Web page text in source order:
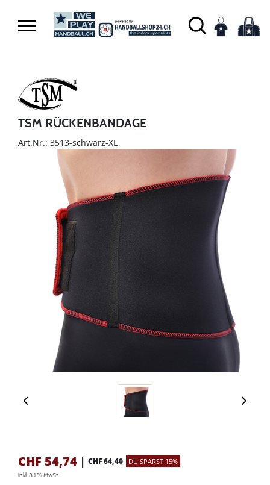
TSM RÜCKENBANDAGE
Art.Nr.: 3513-schwarz-XL
CHF 54,74 | CHF 64,40 DU SPARST 15%
inkl. 8.1 % MwSt.